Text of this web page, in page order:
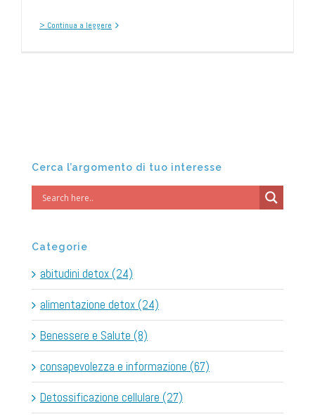
> Continua a leggere
Cerca l’argomento di tuo interesse
Categorie
abitudini detox (24)
alimentazione detox (24)
Benessere e Salute (8)
consapevolezza e informazione (67)
Detossificazione cellulare (27)